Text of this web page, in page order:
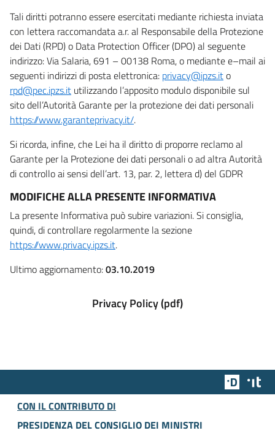
Tali diritti potranno essere esercitati mediante richiesta inviata
con lettera raccomandata a.r. al Responsabile della Protezione
dei Dati (RPD) o Data Protection Officer (DPO) al seguente
indirizzo: Via Salaria, 691 – 00138 Roma, o mediante e–mail ai
seguenti indirizzi di posta elettronica: privacy@ipzs.ito
rpd@pec.ipzs.it utilizzando l’apposito modulo disponibile sul
sito dell’Autorità Garante per la protezione dei dati personali
https://www.garanteprivacy.it/.
Si ricorda, infine, che Lei ha il diritto di proporre reclamo al
Garante per la Protezione dei dati personali o ad altra Autorità
di controllo ai sensi dell’art. 13, par. 2, lettera d) del GDPR
MODIFICHE ALLA PRESENTE INFORMATIVA
La presente Informativa può subire variazioni. Si consiglia,
quindi, di controllare regolarmente la sezione
https://www.privacy.ipzs.it.
Ultimo aggiornamento:03.10.2019
Privacy Policy (pdf)
Team
CON IL CONTRIBUTO DI
PRESIDENZA DEL CONSIGLIO DEI MINISTRI